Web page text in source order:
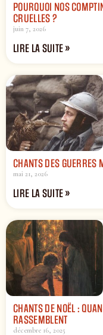
POURQUOI NOS
CRUELLES ?
juin 7, 2026
LIRE LA SUITE »
CHANTS DES GUERRES
mai 21, 2026
LIRE LA SUITE »
CHANTS DE NOËL :
RASSEMBLENT
décembre 16, 2025